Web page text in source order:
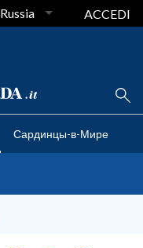
Russia ACCEDI
Сардинцы-в-Мире